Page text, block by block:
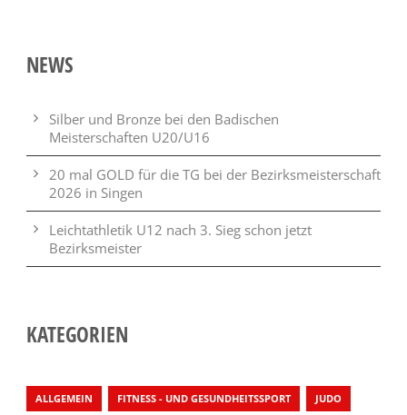
NEWS
Silber und Bronze bei den Badischen
Meisterschaften U20/U16
20 mal GOLD für die TG bei der Bezirksmeisterschaft
2026 in Singen
Leichtathletik U12 nach 3. Sieg schon jetzt
Bezirksmeister
KATEGORIEN
ALLGEMEIN FITNESS - UND GESUNDHEITSSPORT JUDO